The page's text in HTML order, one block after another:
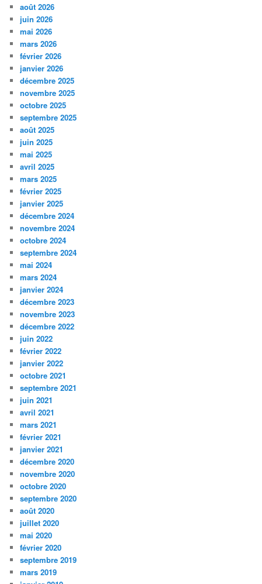
août 2026
juin 2026
mai 2026
mars 2026
février 2026
janvier 2026
décembre 2025
novembre 2025
octobre 2025
septembre 2025
août 2025
juin 2025
mai 2025
avril 2025
mars 2025
février 2025
janvier 2025
décembre 2024
novembre 2024
octobre 2024
septembre 2024
mai 2024
mars 2024
janvier 2024
décembre 2023
novembre 2023
décembre 2022
juin 2022
février 2022
janvier 2022
octobre 2021
septembre 2021
juin 2021
avril 2021
mars 2021
février 2021
janvier 2021
décembre 2020
novembre 2020
octobre 2020
septembre 2020
août 2020
juillet 2020
mai 2020
février 2020
septembre 2019
mars 2019